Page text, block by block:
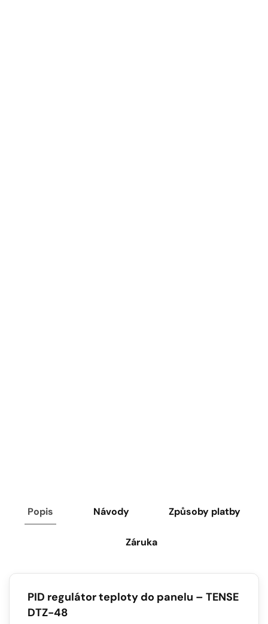
Popis Návody Způsoby platby
Záruka
PID regulátor teploty do panelu – TENSE
DTZ-48